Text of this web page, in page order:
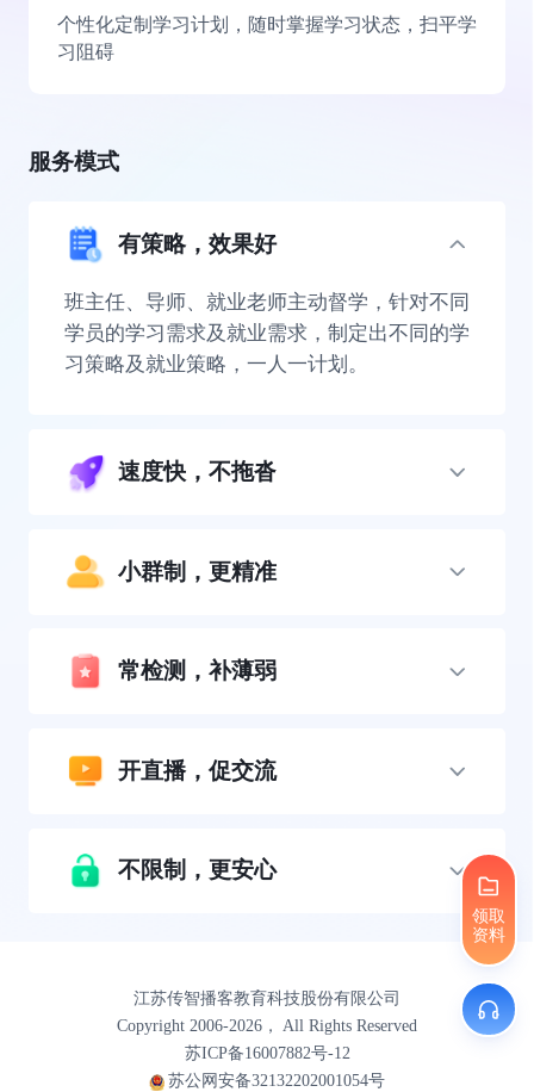
领取
资料
个性化定制学习计划，随时掌握学习状态，扫平学
习阻碍
服务模式
有策略，效果好
班主任、导师、就业老师主动督学，针对不同
学员的学习需求及就业需求，制定出不同的学
习策略及就业策略，一人一计划。
速度快，不拖沓
小群制，更精准
常检测，补薄弱
开直播，促交流
不限制，更安心
江苏传智播客教育科技股份有限公司
Copyright 2006-2026， All Rights Reserved
苏ICP备16007882号-12
苏公网安备32132202001054号